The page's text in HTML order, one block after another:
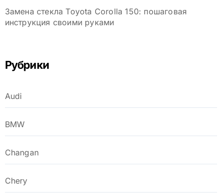
Замена стекла Toyota Corolla 150: пошаговая
инструкция своими руками
Рубрики
Audi
BMW
Changan
Chery